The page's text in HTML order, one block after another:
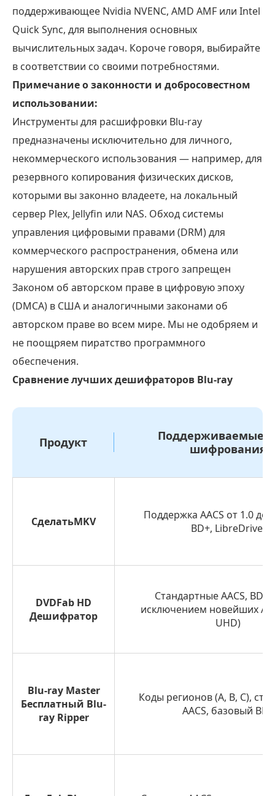
поддерживающее Nvidia NVENC, AMD AMF или Intel
Quick Sync, для выполнения основных
вычислительных задач. Короче говоря, выбирайте
в соответствии со своими потребностями.
Примечание о законности и добросовестном
использовании:
Инструменты для расшифровки Blu-ray
предназначены исключительно для личного,
некоммерческого использования — например, для
резервного копирования физических дисков,
которыми вы законно владеете, на локальный
сервер Plex, Jellyfin или NAS. Обход системы
управления цифровыми правами (DRM) для
коммерческого распространения, обмена или
нарушения авторских прав строго запрещен
Законом об авторском праве в цифровую эпоху
(DMCA) в США и аналогичными законами об
авторском праве во всем мире. Мы не одобряем и
не поощряем пиратство программного
обеспечения.
Сравнение лучших дешифраторов Blu-ray
Продукт
Поддерживаемые
шифрования
СделатьMKV
Поддержка AACS от 1.0 до
BD+, LibreDrive.
DVDFab HD
Дешифратор
Стандартные AACS, BD+,
исключением новейших
UHD)
Blu-ray Master
Бесплатный Blu-
ray Ripper
Коды регионов (A, B, C),
AACS, базовый BD+